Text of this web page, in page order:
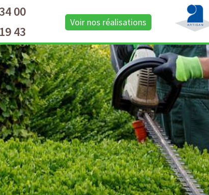
00
43
Voir nos réalisations